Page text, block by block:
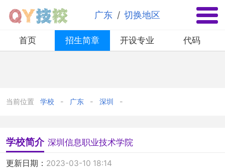
✕
广东 / 切换地区
首页 招生简章 开设专业 代码
当前位置 学校 广东 深圳
学校简介 深圳信息职业技术学院
更新日期： 2023-03-10 18:14